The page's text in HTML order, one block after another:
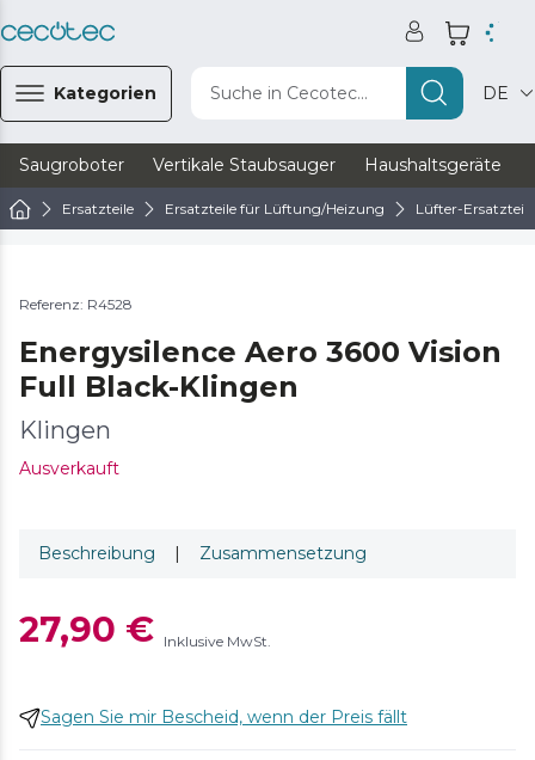
Kategorien Suche in Cecotec... DE
Saugroboter Vertikale Staubsauger Haushaltsgeräte
Ersatzteile Ersatzteile für Lüftung/Heizung Lüfter-Ersatzteile
Referenz: R4528
Energysilence Aero 3600 Vision
Full Black-Klingen
Klingen
Ausverkauft
Beschreibung | Zusammensetzung
27,90 € Inklusive MwSt.
Sagen Sie mir Bescheid, wenn der Preis fällt